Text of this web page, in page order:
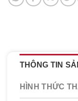
THÔNG TIN
HÌNH THỨC